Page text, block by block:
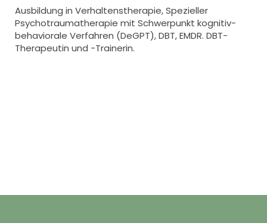
Ausbildung in Verhaltenstherapie, Spezieller
Psychotraumatherapie mit Schwerpunkt kognitiv-
behaviorale Verfahren (DeGPT), DBT, EMDR. DBT-
Therapeutin und -Trainerin.